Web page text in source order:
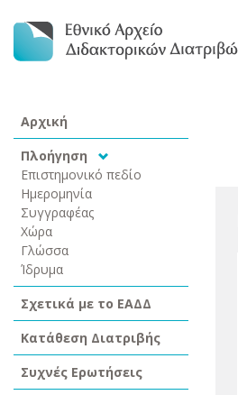
Αρχική
Πλοήγηση
Επιστημονικό πεδίο
Ημερομηνία
Συγγραφέας
Χώρα
Γλώσσα
Ίδρυμα
Σχετικά με το ΕΑΔΔ
Κατάθεση Διατριβής
Συχνές Ερωτήσεις